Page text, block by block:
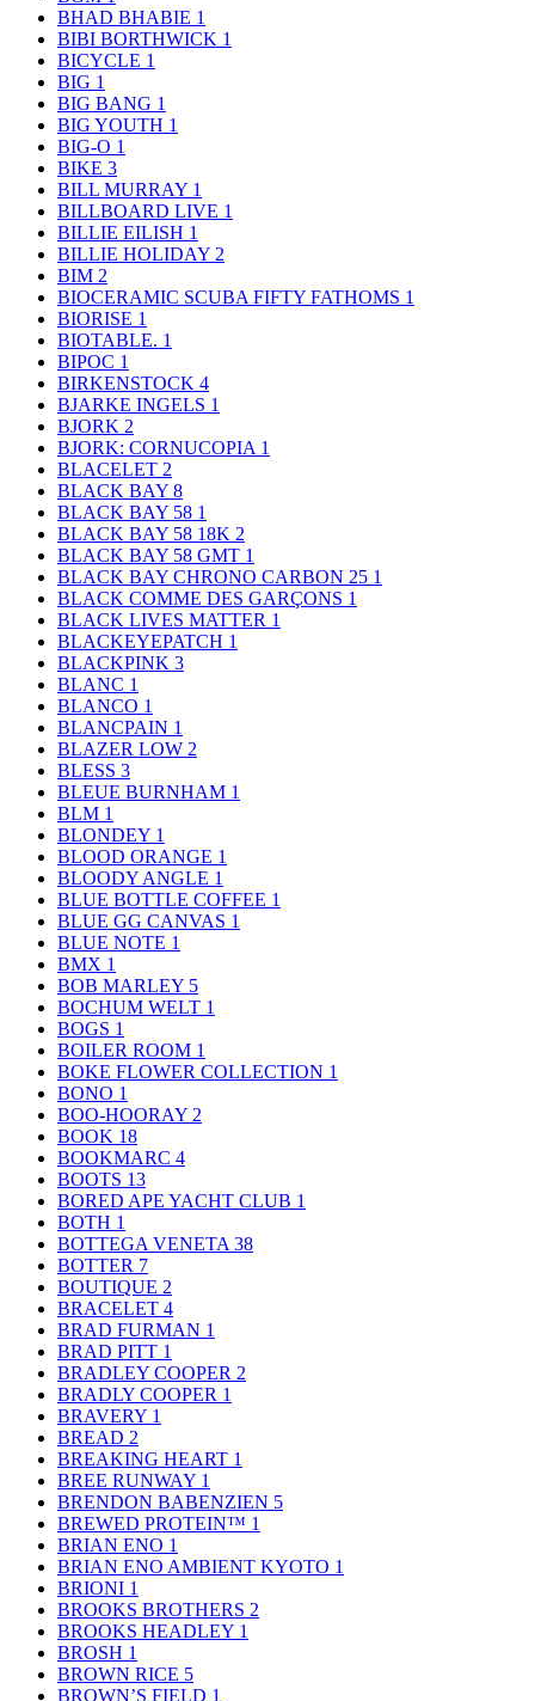
BHAD BHABIE 1
BIBI BORTHWICK 1
BICYCLE 1
BIG 1
BIG BANG 1
BIG YOUTH 1
BIG-O 1
BIKE 3
BILL MURRAY 1
BILLBOARD LIVE 1
BILLIE EILISH 1
BILLIE HOLIDAY 2
BIM 2
BIOCERAMIC SCUBA FIFTY FATHOMS 1
BIORISE 1
BIOTABLE. 1
BIPOC 1
BIRKENSTOCK 4
BJARKE INGELS 1
BJORK 2
BJORK: CORNUCOPIA 1
BLACELET 2
BLACK BAY 8
BLACK BAY 58 1
BLACK BAY 58 18K 2
BLACK BAY 58 GMT 1
BLACK BAY CHRONO CARBON 25 1
BLACK COMME DES GARÇONS 1
BLACK LIVES MATTER 1
BLACKEYEPATCH 1
BLACKPINK 3
BLANC 1
BLANCO 1
BLANCPAIN 1
BLAZER LOW 2
BLESS 3
BLEUE BURNHAM 1
BLM 1
BLONDEY 1
BLOOD ORANGE 1
BLOODY ANGLE 1
BLUE BOTTLE COFFEE 1
BLUE GG CANVAS 1
BLUE NOTE 1
BMX 1
BOB MARLEY 5
BOCHUM WELT 1
BOGS 1
BOILER ROOM 1
BOKE FLOWER COLLECTION 1
BONO 1
BOO-HOORAY 2
BOOK 18
BOOKMARC 4
BOOTS 13
BORED APE YACHT CLUB 1
BOTH 1
BOTTEGA VENETA38
BOTTER 7
BOUTIQUE 2
BRACELET 4
BRAD FURMAN 1
BRAD PITT 1
BRADLEY COOPER 2
BRADLY COOPER 1
BRAVERY 1
BREAD 2
BREAKING HEART 1
BREE RUNWAY 1
BRENDON BABENZIEN 5
BREWED PROTEIN™ 1
BRIAN ENO 1
BRIAN ENO AMBIENT KYOTO 1
BRIONI 1
BROOKS BROTHERS 2
BROOKS HEADLEY 1
BROSH 1
BROWN RICE 5
BROWN’S FIELD 1